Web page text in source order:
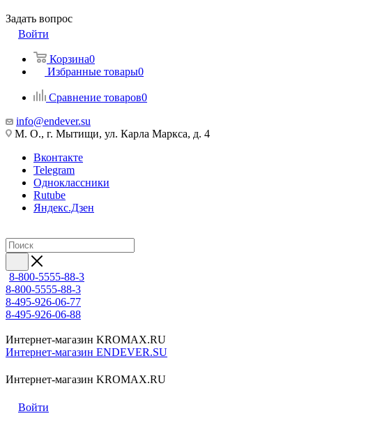
Задать вопрос
Войти
Корзина0
Избранные товары0
Сравнение товаров0
info@endever.su
М. О., г. Мытищи, ул. Карла Маркса, д. 4
Вконтакте
Telegram
Одноклассники
Rutube
Яндекс.Дзен
8-800-5555-88-3
8-800-5555-88-3
8-495-926-06-77
8-495-926-06-88
Интернет-магазин KROMAX.RU
Интернет-магазин ENDEVER.SU
Интернет-магазин KROMAX.RU
Войти